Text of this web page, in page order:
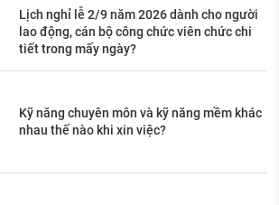
Lịch nghỉ lễ 2/9 năm 2026 dành cho người
lao động, cán bộ công chức viên chức chi
tiết trong mấy ngày?
Kỹ năng chuyên môn và kỹ năng mềm khác
nhau thế nào khi xin việc?